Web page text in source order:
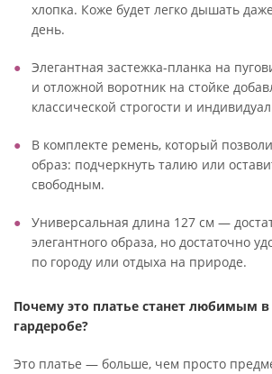
хлопка. Коже будет легко дышать
день.
Элегантная застежка-планка на
и отложной воротник на стойке
классической строгости и
В комплекте ремень, который
образ: подчеркнуть талию или
свободным.
Универсальная длина 127 см —
элегантного образа, но достаточно
по городу или отдыха на природе.
Почему это платье станет любимым
гардеробе?
Это платье — больше, чем просто